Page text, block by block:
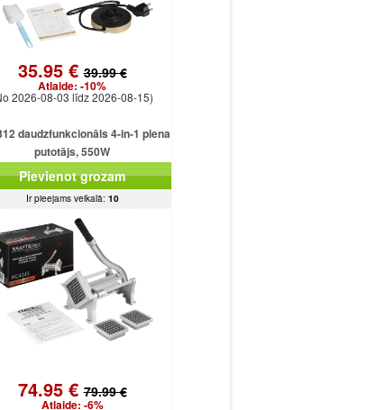
35.95 €39.99 €
Atlaide: -10%
2026-08-03 līdz 2026-08-15)
daudzfunkcionāls 4-in-1 piena
putotājs, 550W
Pievienot grozam
Ir pieejams veikalā: 10
74.95 €79.99 €
Atlaide: -6%